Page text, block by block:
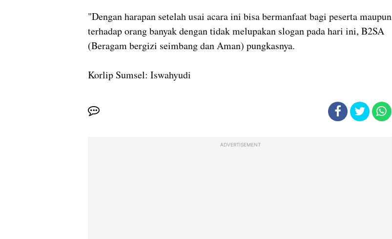
"Dengan harapan setelah usai acara ini bisa bermanfaat bagi peserta maupun
terhadap orang banyak dengan tidak melupakan slogan pada hari ini, B2SA
(Beragam bergizi seimbang dan Aman) pungkasnya.
Korlip Sumsel: Iswahyudi
ADVERTISEMENT